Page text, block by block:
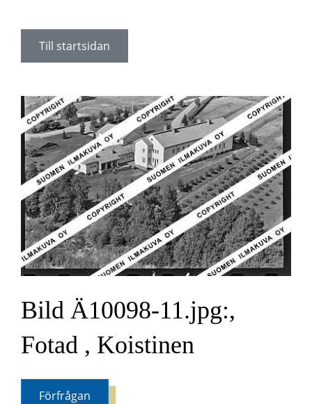
Till startsidan
Bild Ä10098-11.jpg:,
Fotad , Koistinen
Förfrågan